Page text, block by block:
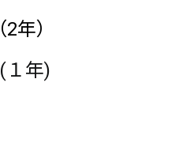
年）
年)